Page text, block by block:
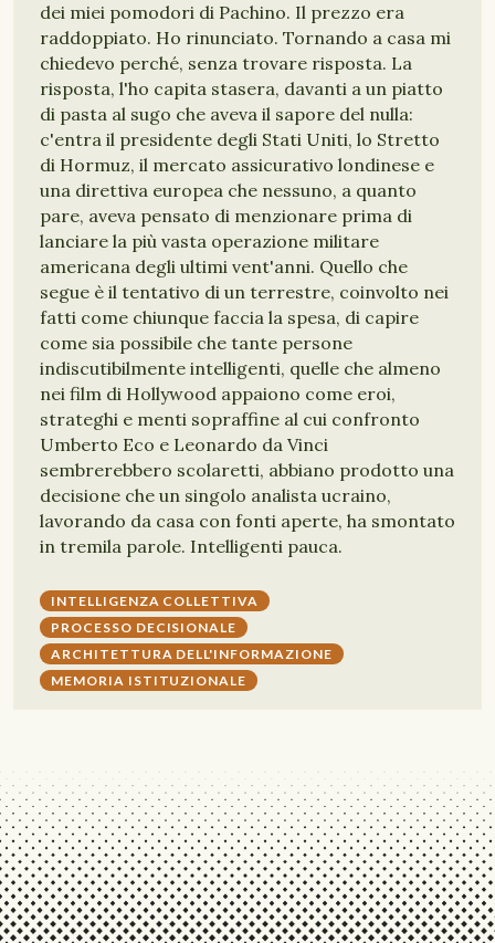
dei miei pomodori di Pachino. Il prezzo era
raddoppiato. Ho rinunciato. Tornando a casa mi
chiedevo perché, senza trovare risposta. La
risposta, l'ho capita stasera, davanti a un piatto
di pasta al sugo che aveva il sapore del nulla:
c'entra il presidente degli Stati Uniti, lo Stretto
di Hormuz, il mercato assicurativo londinese e
una direttiva europea che nessuno, a quanto
pare, aveva pensato di menzionare prima di
lanciare la più vasta operazione militare
americana degli ultimi vent'anni. Quello che
segue è il tentativo di un terrestre, coinvolto nei
fatti come chiunque faccia la spesa, di capire
come sia possibile che tante persone
indiscutibilmente intelligenti, quelle che almeno
nei film di Hollywood appaiono come eroi,
strateghi e menti sopraffine al cui confronto
Umberto Eco e Leonardo da Vinci
sembrerebbero scolaretti, abbiano prodotto una
decisione che un singolo analista ucraino,
lavorando da casa con fonti aperte, ha smontato
in tremila parole. Intelligenti pauca.
INTELLIGENZA COLLETTIVA
PROCESSO DECISIONALE
ARCHITETTURA DELL'INFORMAZIONE
MEMORIA ISTITUZIONALE